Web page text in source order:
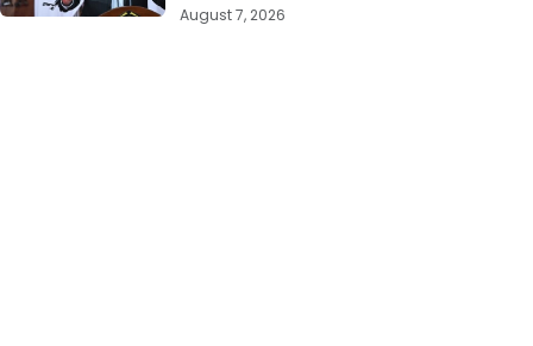
August 7, 2026